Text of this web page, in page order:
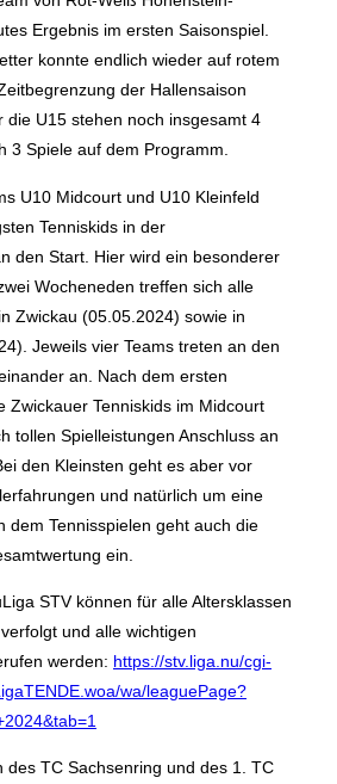
Ergebnis im ersten Saisonspiel.
konnte endlich wieder auf rotem
der Hallensaison
die U15 stehen noch insgesamt 4
3 Spiele auf dem Programm.
U10 Midcourt und U10 Kleinfeld
Tenniskids in der
den Start. Hier wird ein besonderer
Wocheneden treffen sich alle
Zwickau (05.05.2024) sowie in
Jeweils vier Teams treten an den
an. Nach dem ersten
Zwickauer Tenniskids im Midcourt
tollen Spielleistungen Anschluss an
den Kleinsten geht es aber vor
und natürlich um eine
dem Tennisspielen geht auch die
ein.
STV können für alle Altersklassen
und alle wichtigen
werden: https://stv.liga.nu/cgi-
wa/leaguePage?
des TC Sachsenring und des 1. TC